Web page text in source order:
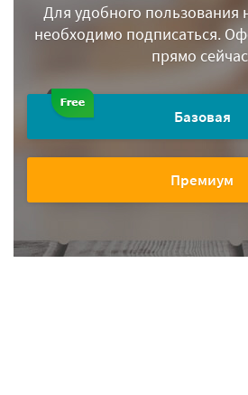
Для удобного пользования
необходимо подписаться.
прямо
Базовая
Премиум